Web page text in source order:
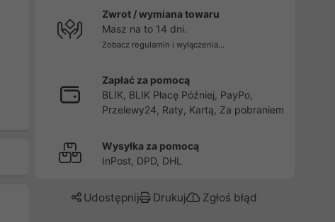
Zwrot / wymiana towaru
Masz na to 14 dni.
Zobacz regulamin i wyłączenia...
Zapłać za pomocą
BLIK, BLIK Płacę Później, PayPo,
Przelewy24, Raty, Kartą, Za pobraniem
Wysyłka za pomocą
InPost, DPD, DHL
Udostępnij Drukuj Zgłoś błąd